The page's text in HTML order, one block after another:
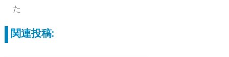
た
関連投稿: